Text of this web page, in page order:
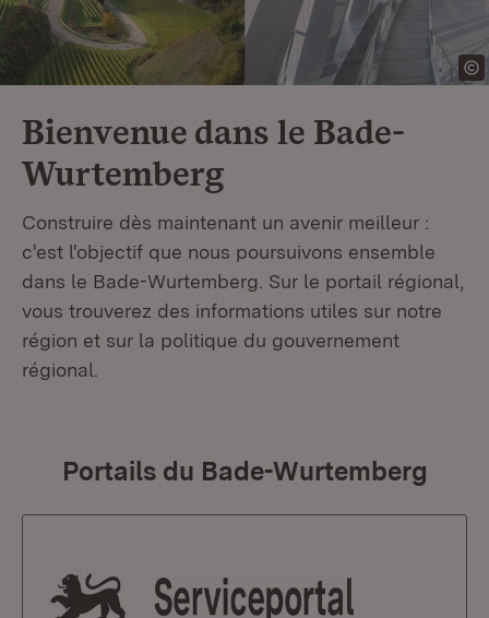
Bienvenue dans le Bade-
Wurtemberg
Construire dès maintenant un avenir meilleur :
c'est l'objectif que nous poursuivons ensemble
dans le Bade-Wurtemberg. Sur le portail régional,
vous trouverez des informations utiles sur notre
région et sur la politique du gouvernement
régional.
Portails du Bade-Wurtemberg